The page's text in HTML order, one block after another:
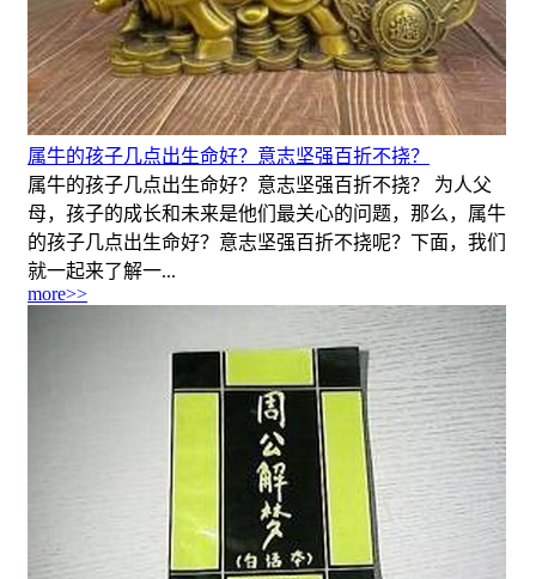
属牛的孩子几点出生命好？意志坚强百折不挠？
属牛的孩子几点出生命好？意志坚强百折不挠？ 为人父
母，孩子的成长和未来是他们最关心的问题，那么，属牛
的孩子几点出生命好？意志坚强百折不挠呢？下面，我们
就一起来了解一...
more>>